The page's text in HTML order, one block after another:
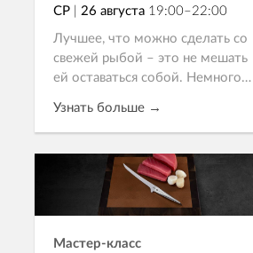
СР | 26 августа 19:00–22:00
Лучшее, что можно сделать со
свежей рыбой – это не мешать
ей оставаться собой. Немного
точное время на огне – этого
вполне достаточно. Как из
минимума ингредиентов
рождается...
Узнать больше →
Записаться
Мастер-класс